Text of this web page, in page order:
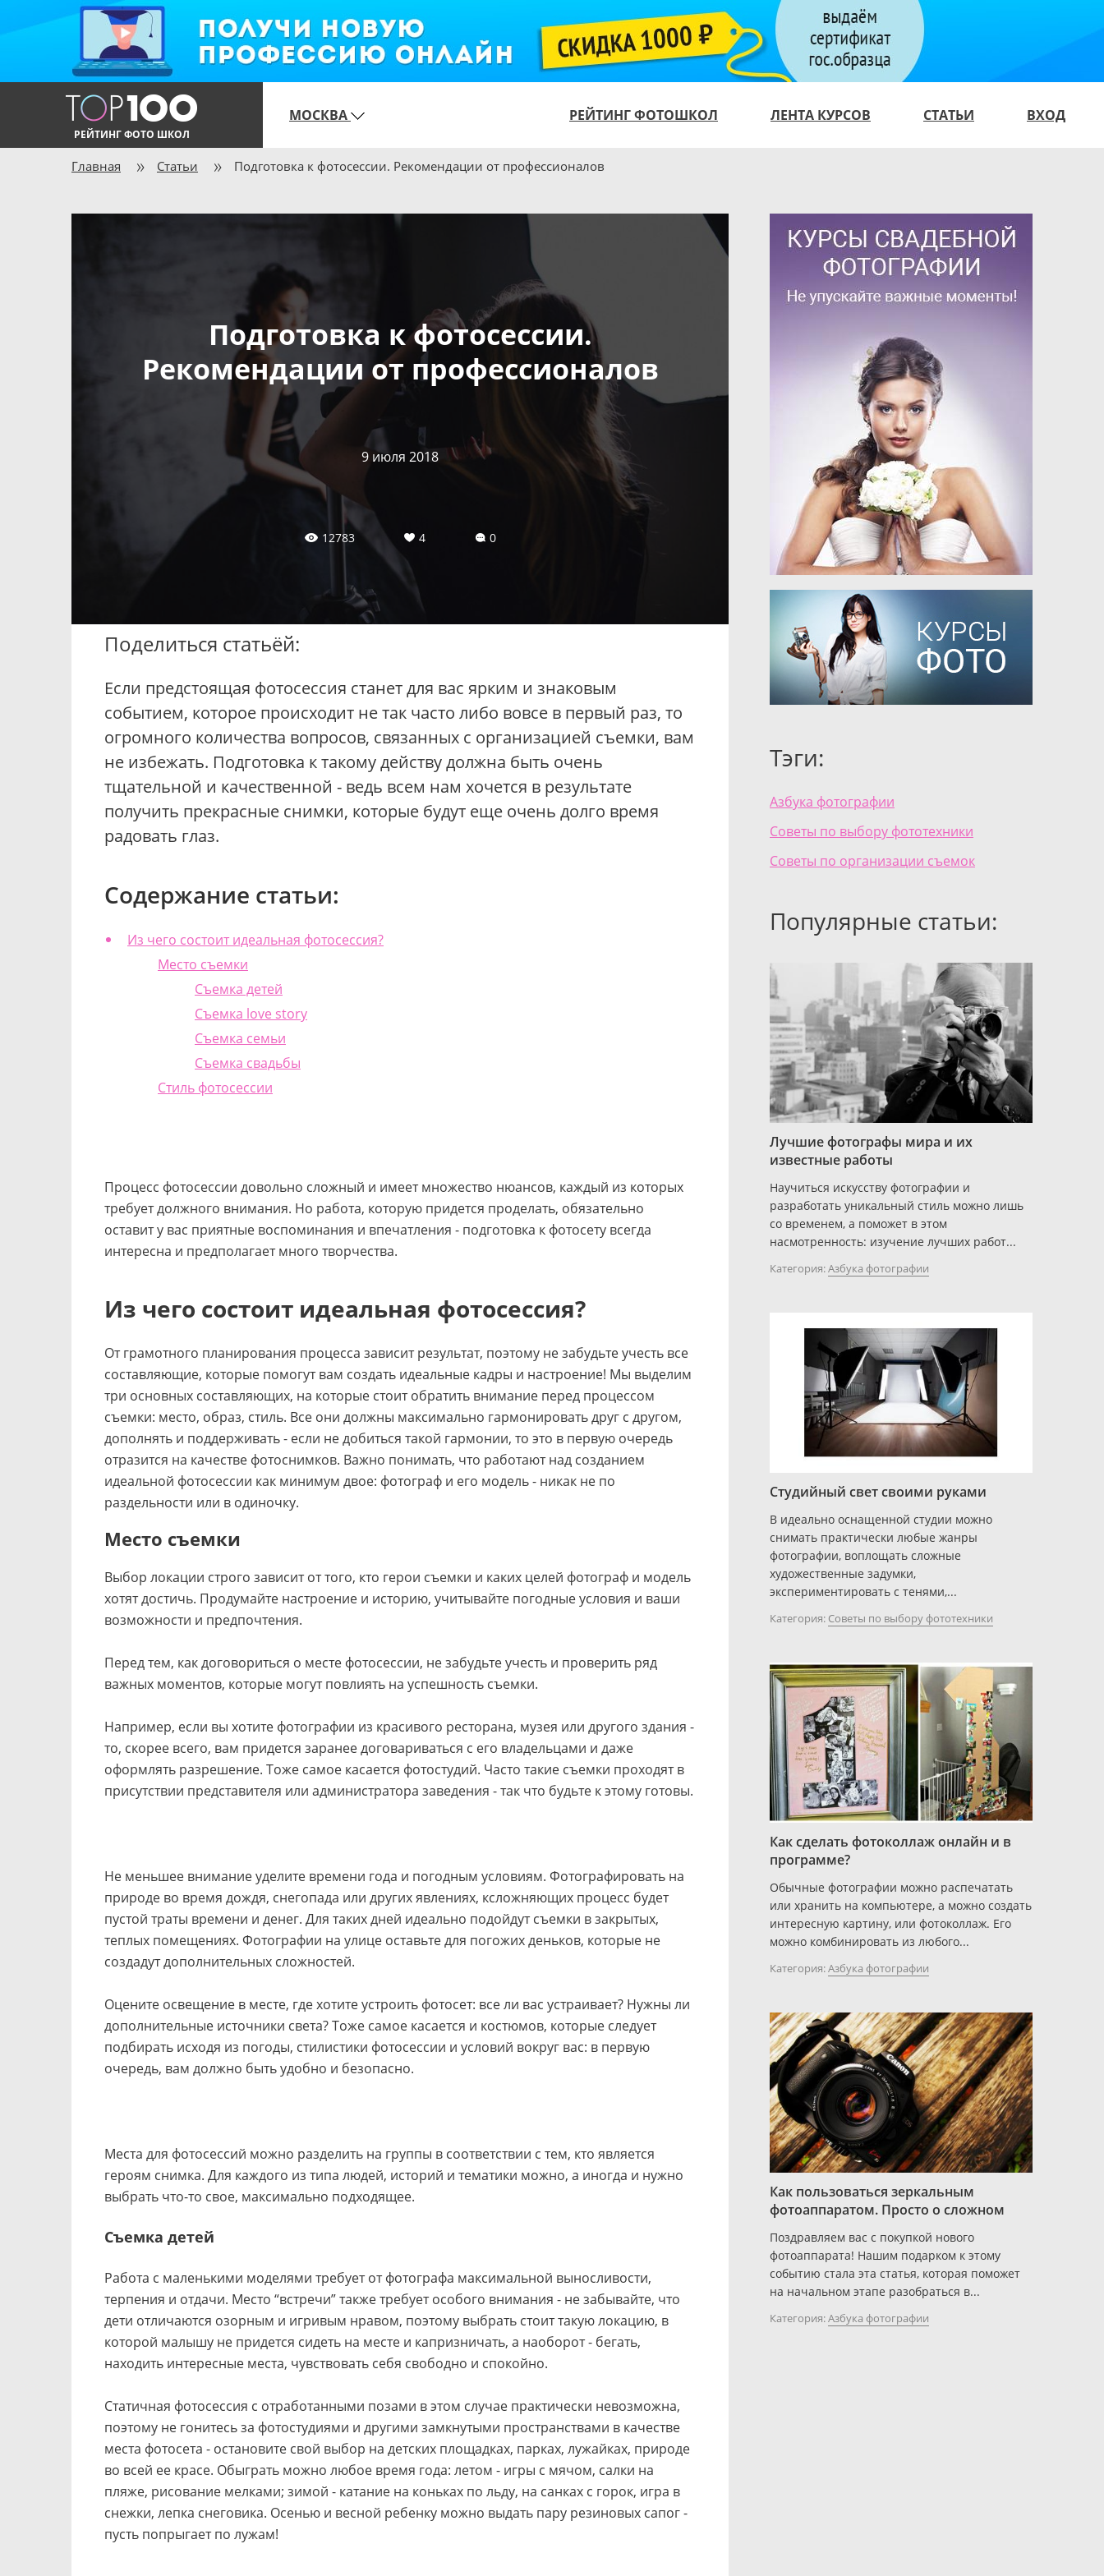
РЕЙТИНГ ФОТО ШКОЛ
МОСКВА РЕЙТИНГ ФОТОШКОЛ ЛЕНТА КУРСОВ СТАТЬИ ВХОД
Главная Статьи Подготовка к фотосессии. Рекомендации от профессионалов
Подготовка к фотосессии.
Рекомендации от профессионалов
9 июля 2018
12783 4 0
Поделиться статьёй:
Если предстоящая фотосессия станет для вас ярким и знаковым
событием, которое происходит не так часто либо вовсе в первый раз, то
огромного количества вопросов, связанных с организацией съемки, вам
не избежать. Подготовка к такому действу должна быть очень
тщательной и качественной - ведь всем нам хочется в результате
получить прекрасные снимки, которые будут еще очень долго время
радовать глаз.
Содержание статьи:
Из чего состоит идеальная фотосессия?
Место съемки
Съемка детей
Съемка love story
Съемка семьи
Съемка свадьбы
Стиль фотосессии
Процесс фотосессии довольно сложный и имеет множество нюансов, каждый из которых
требует должного внимания. Но работа, которую придется проделать, обязательно
оставит у вас приятные воспоминания и впечатления - подготовка к фотосету всегда
интересна и предполагает много творчества.
Из чего состоит идеальная фотосессия?
От грамотного планирования процесса зависит результат, поэтому не забудьте учесть все
составляющие, которые помогут вам создать идеальные кадры и настроение! Мы выделим
три основных составляющих, на которые стоит обратить внимание перед процессом
съемки: место, образ, стиль. Все они должны максимально гармонировать друг с другом,
дополнять и поддерживать - если не добиться такой гармонии, то это в первую очередь
отразится на качестве фотоснимков. Важно понимать, что работают над созданием
идеальной фотосессии как минимум двое: фотограф и его модель - никак не по
раздельности или в одиночку.
Место съемки
Выбор локации строго зависит от того, кто герои съемки и каких целей фотограф и модель
хотят достичь. Продумайте настроение и историю, учитывайте погодные условия и ваши
возможности и предпочтения.
Перед тем, как договориться о месте фотосессии, не забудьте учесть и проверить ряд
важных моментов, которые могут повлиять на успешность съемки.
Например, если вы хотите фотографии из красивого ресторана, музея или другого здания -
то, скорее всего, вам придется заранее договариваться с его владельцами и даже
оформлять разрешение. Тоже самое касается фотостудий. Часто такие съемки проходят в
присутствии представителя или администратора заведения - так что будьте к этому готовы.
Не меньшее внимание уделите времени года и погодным условиям. Фотографировать на
природе во время дождя, снегопада или других явлениях, ксложняющих процесс будет
пустой траты времени и денег. Для таких дней идеально подойдут съемки в закрытых,
теплых помещениях. Фотографии на улице оставьте для погожих деньков, которые не
создадут дополнительных сложностей.
Оцените освещение в месте, где хотите устроить фотосет: все ли вас устраивает? Нужны ли
дополнительные источники света? Тоже самое касается и костюмов, которые следует
подбирать исходя из погоды, стилистики фотосессии и условий вокруг вас: в первую
очередь, вам должно быть удобно и безопасно.
Места для фотосессий можно разделить на группы в соответствии с тем, кто является
героям снимка. Для каждого из типа людей, историй и тематики можно, а иногда и нужно
выбрать что-то свое, максимально подходящее.
Съемка детей
Работа с маленькими моделями требует от фотографа максимальной выносливости,
терпения и отдачи. Место “встречи” также требует особого внимания - не забывайте, что
дети отличаются озорным и игривым нравом, поэтому выбрать стоит такую локацию, в
которой малышу не придется сидеть на месте и капризничать, а наоборот - бегать,
находить интересные места, чувствовать себя свободно и спокойно.
Статичная фотосессия с отработанными позами в этом случае практически невозможна,
поэтому не гонитесь за фотостудиями и другими замкнутыми пространствами в качестве
места фотосета - остановите свой выбор на детских площадках, парках, лужайках, природе
во всей ее красе. Обыграть можно любое время года: летом - игры с мячом, салки на
пляже, рисование мелками; зимой - катание на коньках по льду, на санках с горок, игра в
снежки, лепка снеговика. Осенью и весной ребенку можно выдать пару резиновых сапог -
пусть попрыгает по лужам!
Тэги:
Азбука фотографии
Советы по выбору фототехники
Советы по организации съемок
Популярные статьи:
Лучшие фотографы мира и их
известные работы
Научиться искусству фотографии и
разработать уникальный стиль можно лишь
со временем, а поможет в этом
насмотренность: изучение лучших работ...
Категория:Азбука фотографии
Студийный свет своими руками
В идеально оснащенной студии можно
снимать практически любые жанры
фотографии, воплощать сложные
художественные задумки,
экспериментировать с тенями,...
Категория: Советы по выбору фототехники
Как сделать фотоколлаж онлайн и в
программе?
Обычные фотографии можно распечатать
или хранить на компьютере, а можно создать
интересную картину, или фотоколлаж. Его
можно комбинировать из любого...
Категория:Азбука фотографии
Как пользоваться зеркальным
фотоаппаратом. Просто о сложном
Поздравляем вас с покупкой нового
фотоаппарата! Нашим подарком к этому
событию стала эта статья, которая поможет
на начальном этапе разобраться в...
Категория:Азбука фотографии